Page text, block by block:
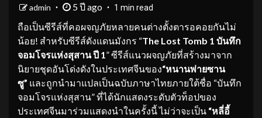
admin 5 ปี ago 1 min read
ถือเป็นซีรีส์ที่คอผจญภัยหลายคนต่างตั้งตารอคอยกันไม่
น้อย! สำหรับซีรีส์ดังแดนมังกร “The Lost Tomb 1 บันทึก
จอมโจรแห่งสุสาน ปี 1 ” ซีรีส์แนวผจญภัยที่สร้างมาจาก
นิยายชุดอันโด่งดังในประเทศจีนของ“หนานพ่ายซาน
ซู” และถูกนำมาแปลเป็นฉบับภาษาไทยภายใต้ชื่อ “บันทึก
จอมโจรแห่งสุสาน” ที่ได้นักแสดงระดับตัวท็อปของ
ประเทศจีนมาร่วมแสดงนำในครั้งนี้ ไม่ว่าจะเป็น “หลี่อี้